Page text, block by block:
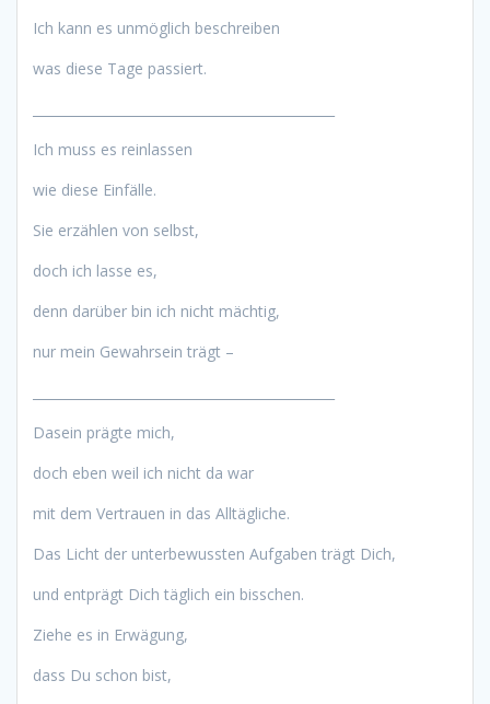
Ich kann es unmöglich beschreiben
was diese Tage passiert.
Ich muss es reinlassen
wie diese Einfälle.
Sie erzählen von selbst,
doch ich lasse es,
denn darüber bin ich nicht mächtig,
nur mein Gewahrsein trägt –
Dasein prägte mich,
doch eben weil ich nicht da war
mit dem Vertrauen in das Alltägliche.
Das Licht der unterbewussten Aufgaben trägt Dich,
und entprägt Dich täglich ein bisschen.
Ziehe es in Erwägung,
dass Du schon bist,